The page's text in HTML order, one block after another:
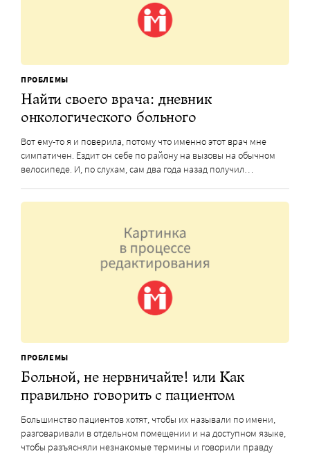
ПРОБЛЕМЫ
Найти своего врача: дневник
онкологического больного
Вот ему-то я и поверила, потому что именно этот врач мне
симпатичен. Ездит он себе по району на вызовы на обычном
велосипеде. И, по слухам, сам два года назад получил…
ПРОБЛЕМЫ
Больной, не нервничайте! или Как
правильно говорить с пациентом
Большинство пациентов хотят, чтобы их называли по имени,
разговаривали в отдельном помещении и на доступном языке,
чтобы разъясняли незнакомые термины и говорили правду